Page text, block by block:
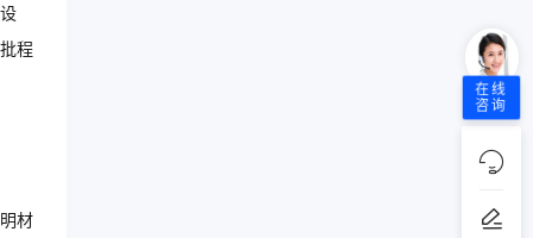
程
材
在线
咨询